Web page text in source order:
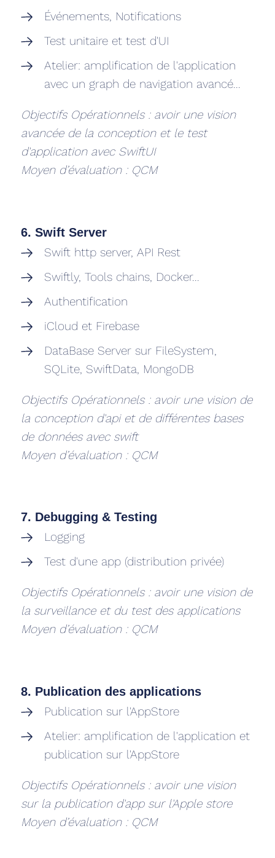
Événements, Notifications
Test unitaire et test d'UI
Atelier: amplification de l'application
avec un graph de navigation avancé...
Objectifs Opérationnels : avoir une vision
avancée de la conception et le test
d'application avec SwiftUI
Moyen d’évaluation : QCM
6. Swift Server
Swift http server, API Rest
Swiftly, Tools chains, Docker...
Authentification
iCloud et Firebase
DataBase Server sur FileSystem,
SQLite, SwiftData, MongoDB
Objectifs Opérationnels : avoir une vision de
la conception d'api et de différentes bases
de données avec swift
Moyen d’évaluation : QCM
7. Debugging & Testing
Logging
Test d'une app (distribution privée)
Objectifs Opérationnels : avoir une vision de
la surveillance et du test des applications
Moyen d’évaluation : QCM
8. Publication des applications
Publication sur l'AppStore
Atelier: amplification de l'application et
publication sur l'AppStore
Objectifs Opérationnels : avoir une vision
sur la publication d'app sur l'Apple store
Moyen d’évaluation : QCM